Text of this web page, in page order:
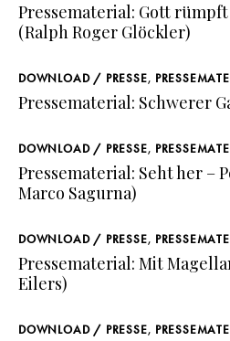
Pressematerial: Gott
(Ralph Roger Glöckler)
DOWNLOAD / PRESSE,
Pressematerial: Schwerer
DOWNLOAD / PRESSE,
Pressematerial: Seht her –
Marco Sagurna)
DOWNLOAD / PRESSE,
Pressematerial: Mit
Eilers)
DOWNLOAD / PRESSE,